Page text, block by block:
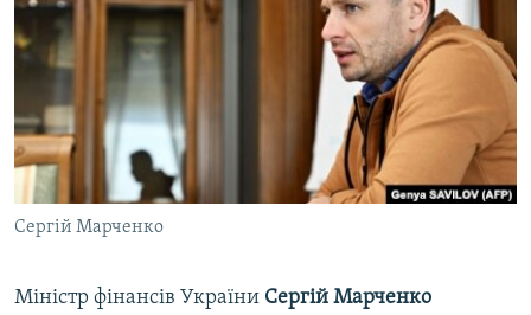
СПЕЦПРОЕКТИ
ДЕПОРТАЦІЯ
ВІДЕОУРОКИ «ELIFBE»
СВІДЧЕННЯ ОКУПАЦІЇ
УКРАЇНСЬКА ПРОБЛЕМА КРИМУ
ІНФОГРАФІКА
ЯК ОБІЙТИ БЛОКУВАННЯ
Русский
Qırımtatar
ДОЛУЧАЙСЯ!
Сергій Марченко
Міністр фінансів України Сергій Марченко